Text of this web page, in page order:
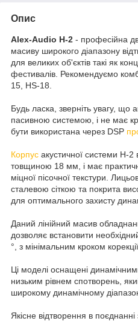
Опис
Alex-Audio H-2 - професійна
масиву широкого діапазону
для великих об'єктів такі як
фестивалів. Рекомендуємо
15, HS-18.
Будь ласка, зверніть увагу, що
пасивною системою, і не має
бути використана через DSP
Корпус акустичної системи H-
товщиною 18 мм, і має
міцної пісочної текстури.
сталевою сіткою та покрита
для оптимального захисту
Даний лінійний масив
дозволяє встановити
°, з мінімальним кроком
Ці моделі оснащені
низьким рівнем спотворень,
широкому динамічному
Якісне відтворення в